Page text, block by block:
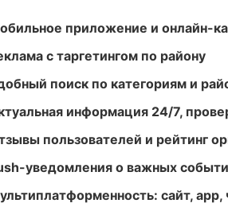
приложение и онлайн-
с таргетингом по району
поиск по категориям и
информация 24/7,
пользователей и рейтинг
уведомления о важных
сайт, app,